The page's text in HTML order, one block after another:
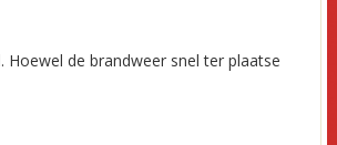
de brandweer snel ter plaatse